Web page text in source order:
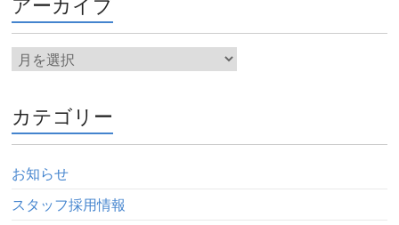
カテゴリー
お知らせ
スタッフ採用情報